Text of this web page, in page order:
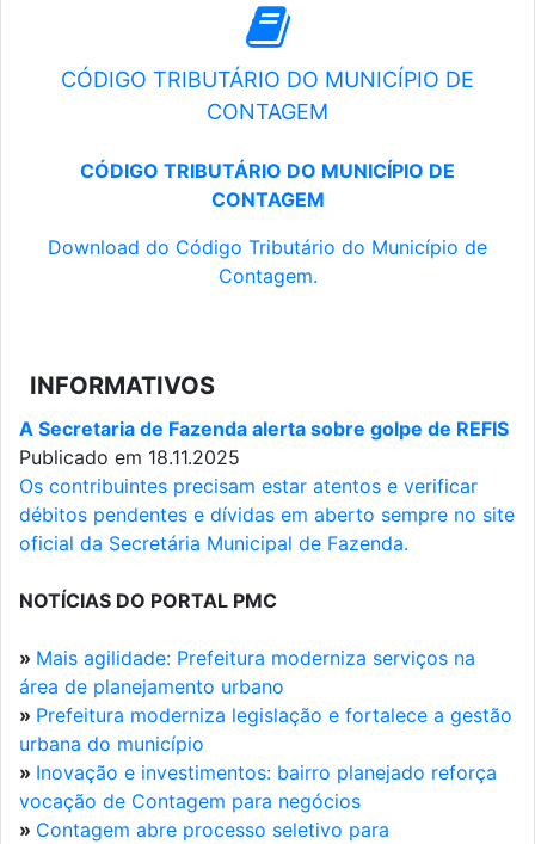
CÓDIGO TRIBUTÁRIO DO MUNICÍPIO DE
CONTAGEM
CÓDIGO TRIBUTÁRIO DO MUNICÍPIO DE
CONTAGEM
Download do Código Tributário do Município de
Contagem.
INFORMATIVOS
A Secretaria de Fazenda alerta sobre golpe de REFIS
Publicado em 18.11.2025
Os contribuintes precisam estar atentos e verificar
débitos pendentes e dívidas em aberto sempre no site
oficial da Secretária Municipal de Fazenda.
NOTÍCIAS DO PORTAL PMC
» Mais agilidade: Prefeitura moderniza serviços na
área de planejamento urbano
» Prefeitura moderniza legislação e fortalece a gestão
urbana do município
» Inovação e investimentos: bairro planejado reforça
vocação de Contagem para negócios
» Contagem abre processo seletivo para